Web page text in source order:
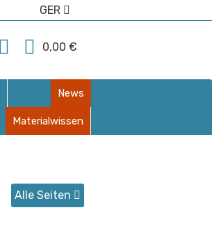
GER
0,00 €
News
Materialwissen
Alle Seiten